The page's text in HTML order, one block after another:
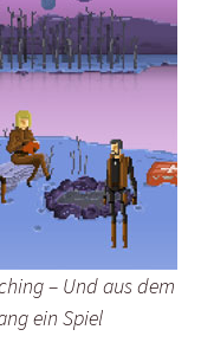
– Und aus dem
ein Spiel